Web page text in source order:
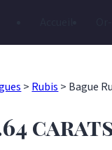
> Rubis > Bague